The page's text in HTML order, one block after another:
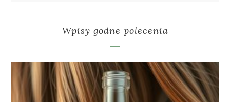
Wpisy godne polecenia